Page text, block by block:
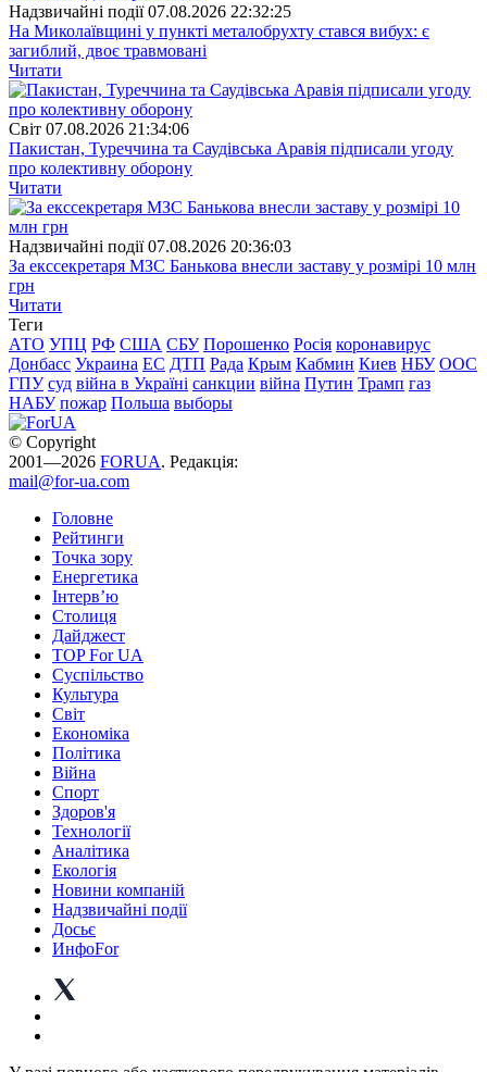
Надзвичайні події 07.08.2026 22:32:25
На Миколаївщині у пункті металобрухту стався вибух: є
загиблий, двоє травмовані
Читати
Свiт 07.08.2026 21:34:06
Пакистан, Туреччина та Саудівська Аравія підписали угоду
про колективну оборону
Читати
Надзвичайні події 07.08.2026 20:36:03
За екссекретаря МЗС Банькова внесли заставу у розмірі 10 млн
грн
Читати
Теги
АТО УПЦ РФ США СБУ Порошенко Росія коронавирус
Донбасс Украина ЕС ДТП Рада Крым Кабмин Киев НБУ ООС
ГПУ суд війна в Україні санкции війна Путин Трамп газ
НАБУ пожар Польша выборы
© Copyright
2001—2026 FORUA. Редакція:
mail@for-ua.com
Головне
Рейтинги
Точка зору
Енергетика
Інтерв’ю
Столиця
Дайджест
TOP For UA
Суспiльство
Культура
Світ
Економіка
Політика
Війна
Спорт
Здоров'я
Технології
Аналітика
Екологія
Новини компаній
Надзвичайні події
Досьє
ИнфоFor